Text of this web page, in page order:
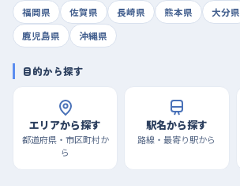
福岡県
佐賀県 長崎県 熊本県 大分県
鹿児島県
沖縄県
目的から探す
エリアから探す
都道府県・市区町村か
ら
駅名から探す
路線・最寄り駅から